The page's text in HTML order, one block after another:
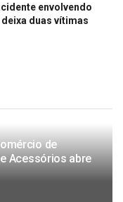
envolvendo
duas vítimas
de
Acessórios abre